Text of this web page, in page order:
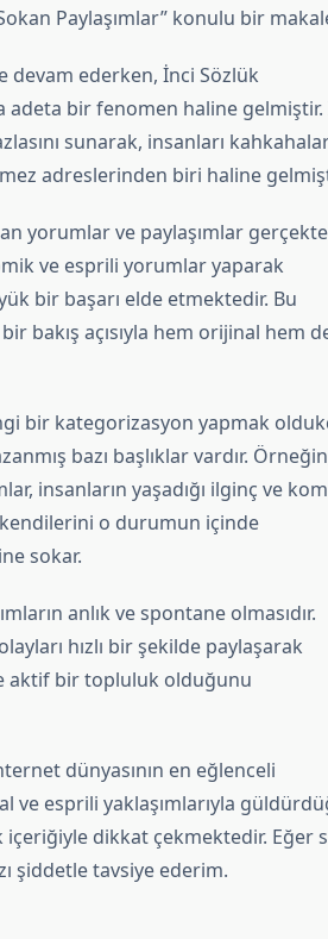
Paylaşımlar” konulu bir
devam ederken, İnci Sözlük
adeta bir fenomen haline
sunarak, insanları
adreslerinden biri haline
yorumlar ve paylaşımlar
ve esprili yorumlar yaparak
bir başarı elde etmektedir. Bu
bakış açısıyla hem orijinal hem
bir kategorizasyon yapmak
bazı başlıklar vardır.
insanların yaşadığı ilginç ve
kendilerini o durumun içinde
sokar.
anlık ve spontane olmasıdır.
hızlı bir şekilde paylaşarak
aktif bir topluluk olduğunu
dünyasının en eğlenceli
ve esprili yaklaşımlarıyla
dikkat çekmektedir. Eğer
şiddetle tavsiye ederim.